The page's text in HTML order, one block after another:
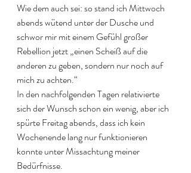
Wie dem auch sei: so stand ich Mittwoch
abends wütend unter der Dusche und
schwor mir mit einem Gefühl großer
Rebellion jetzt „einen Scheiß auf die
anderen zu geben, sondern nur noch auf
mich zu achten.“
In den nachfolgenden Tagen relativierte
sich der Wunsch schon ein wenig, aber ich
spürte Freitag abends, dass ich kein
Wochenende lang nur funktionieren
konnte unter Missachtung meiner
Bedürfnisse.